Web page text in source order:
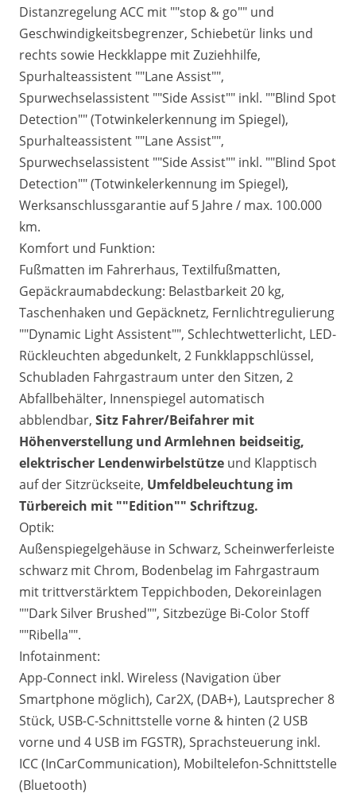
Distanzregelung ACC mit ""stop & go"" und
Geschwindigkeitsbegrenzer, Schiebetür links und
rechts sowie Heckklappe mit Zuziehhilfe,
Spurhalteassistent ""Lane Assist"",
Spurwechselassistent ""Side Assist"" inkl. ""Blind Spot
Detection"" (Totwinkelerkennung im Spiegel),
Spurhalteassistent ""Lane Assist"",
Spurwechselassistent ""Side Assist"" inkl. ""Blind Spot
Detection"" (Totwinkelerkennung im Spiegel),
Werksanschlussgarantie auf 5 Jahre / max. 100.000
km.
Komfort und Funktion:
Fußmatten im Fahrerhaus, Textilfußmatten,
Gepäckraumabdeckung: Belastbarkeit 20 kg,
Taschenhaken und Gepäcknetz, Fernlichtregulierung
""Dynamic Light Assistent"", Schlechtwetterlicht, LED-
Rückleuchten abgedunkelt, 2 Funkklappschlüssel,
Schubladen Fahrgastraum unter den Sitzen, 2
Abfallbehälter, Innenspiegel automatisch
abblendbar, Sitz Fahrer/Beifahrer mit
Höhenverstellung und Armlehnen beidseitig,
elektrischer Lendenwirbelstütze und Klapptisch
auf der Sitzrückseite, Umfeldbeleuchtung im
Türbereich mit ""Edition"" Schriftzug.
Optik:
Außenspiegelgehäuse in Schwarz, Scheinwerferleiste
schwarz mit Chrom, Bodenbelag im Fahrgastraum
mit trittverstärktem Teppichboden, Dekoreinlagen
""Dark Silver Brushed"", Sitzbezüge Bi-Color Stoff
""Ribella"".
Infotainment:
App-Connect inkl. Wireless (Navigation über
Smartphone möglich), Car2X, (DAB+), Lautsprecher 8
Stück, USB-C-Schnittstelle vorne & hinten (2 USB
vorne und 4 USB im FGSTR), Sprachsteuerung inkl.
ICC (InCarCommunication), Mobiltelefon-Schnittstelle
(Bluetooth)